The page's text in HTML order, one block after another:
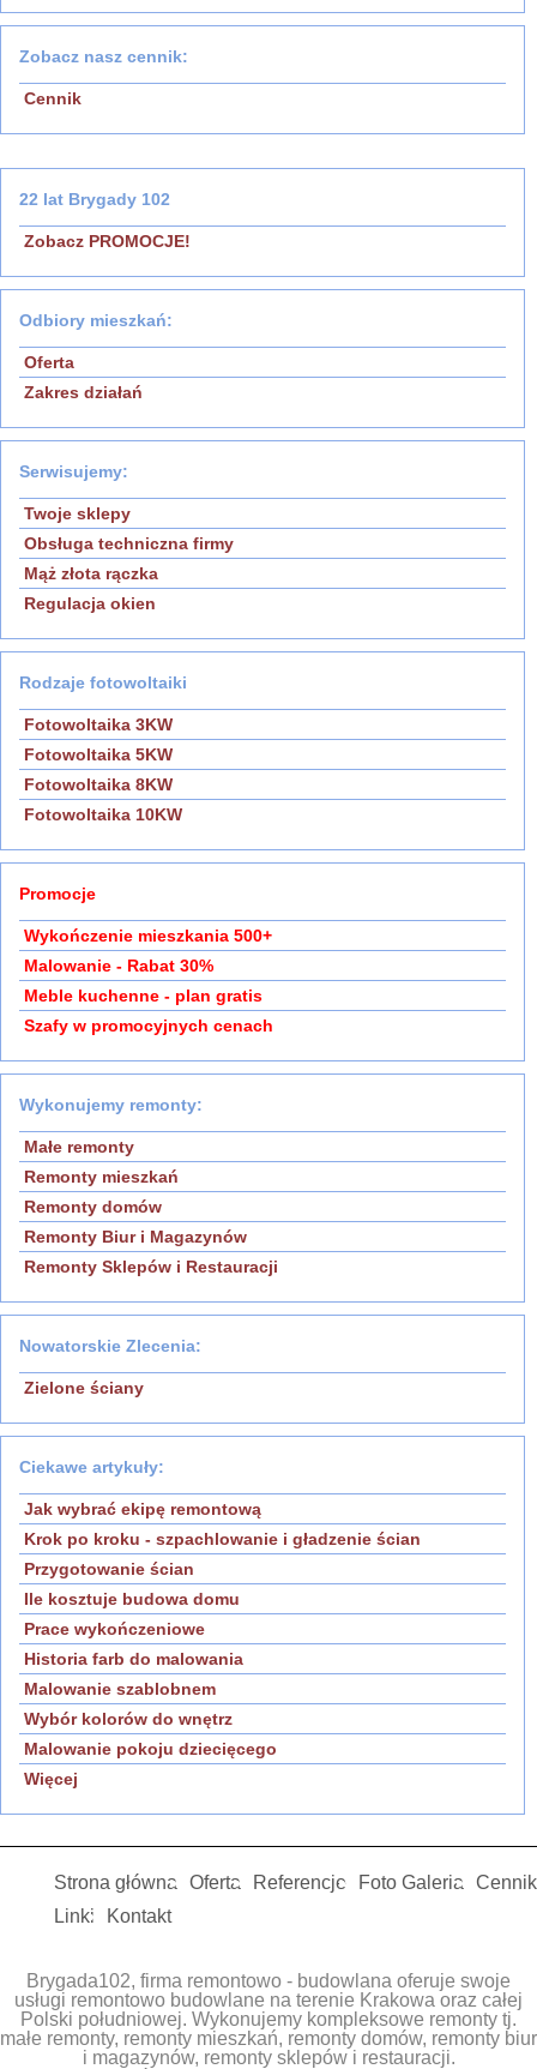
Zobacz nasz cennik:
Cennik
22 lat Brygady 102
Zobacz PROMOCJE!
Odbiory mieszkań:
Oferta
Zakres działań
Serwisujemy:
Twoje sklepy
Obsługa techniczna firmy
Mąż złota rączka
Regulacja okien
Rodzaje fotowoltaiki
Fotowoltaika 3KW
Fotowoltaika 5KW
Fotowoltaika 8KW
Fotowoltaika 10KW
Promocje
Wykończenie mieszkania 500+
Malowanie - Rabat 30%
Meble kuchenne - plan gratis
Szafy w promocyjnych cenach
Wykonujemy remonty:
Małe remonty
Remonty mieszkań
Remonty domów
Remonty Biur i Magazynów
Remonty Sklepów i Restauracji
Nowatorskie Zlecenia:
Zielone ściany
Ciekawe artykuły:
Jak wybrać ekipę remontową
Krok po kroku - szpachlowanie i gładzenie ścian
Przygotowanie ścian
Ile kosztuje budowa domu
Prace wykończeniowe
Historia farb do malowania
Malowanie szablobnem
Wybór kolorów do wnętrz
Malowanie pokoju dziecięcego
Więcej
Strona główna Oferta Referencje Foto Galeria
Cennik
Linki
Kontakt
Brygada102, firma remontowo - budowlana oferuje swoje
usługi remontowo budowlane na terenie Krakowa oraz całej
Polski południowej. Wykonujemy kompleksowe remonty tj.
małe remonty, remonty mieszkań, remonty domów, remonty biur
i magazynów, remonty sklepów i restauracji.